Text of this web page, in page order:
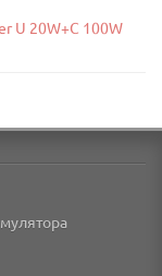
U 20W+C 100W